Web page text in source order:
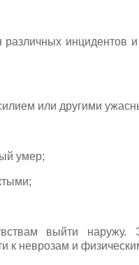
инцидентов
или другими
умер;
выйти наружу.
к неврозам и